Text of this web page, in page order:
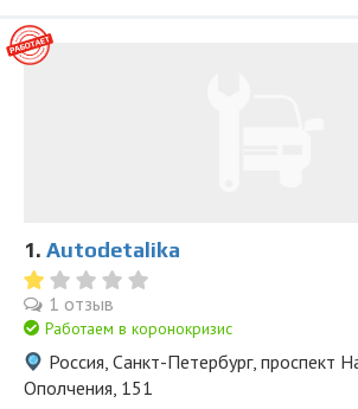
1. Autodetalika
1 отзыв
Работаем в коронокризис
Россия, Санкт-Петербург, проспект
Ополчения, 151